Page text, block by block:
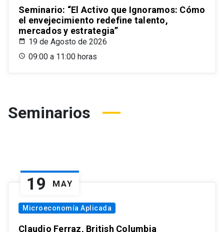
Seminario: “El Activo que Ignoramos: Cómo
el envejecimiento redefine talento,
mercados y estrategia”
19 de Agosto de 2026
09:00 a 11:00 horas
Seminarios
19 MAY
Microeconomía Aplicada
Claudio Ferraz, British Columbia